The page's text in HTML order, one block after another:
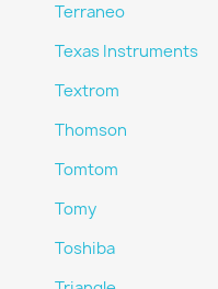
Terraneo
Texas Instruments
Textrom
Thomson
Tomtom
Tomy
Toshiba